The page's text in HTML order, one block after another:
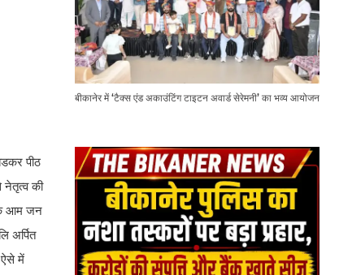
पीठ
नेतृत्व की
के आम जन
अर्पित
ऐसे में
बीकानेर में ‘टैक्स एंड अकाउंटिंग टाइटन अवार्ड सेरेमनी’ का भव्य आयोजन